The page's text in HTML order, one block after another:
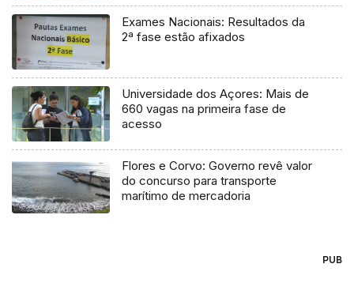
Exames Nacionais: Resultados da
2ª fase estão afixados
Universidade dos Açores: Mais de
660 vagas na primeira fase de
acesso
Flores e Corvo: Governo revê valor
do concurso para transporte
marítimo de mercadoria
PUB